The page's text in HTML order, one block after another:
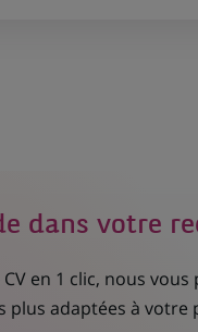
dans votre
en 1 clic, nous
plus adaptées à votre